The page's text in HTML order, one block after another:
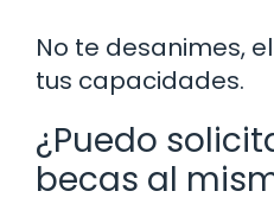
No te desanimes,
tus capacidades.
¿Puedo
becas al